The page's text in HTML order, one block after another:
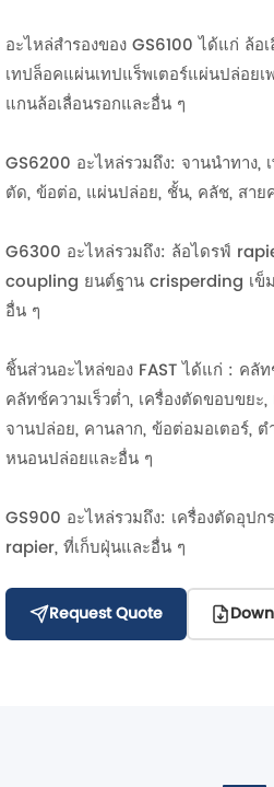
อะไหล่สำรองของ GS6100 ได้แก่ ล้
เทปล็อคแผ่นเทปแร็พเตอร์แผ่นปล่อย
แกนล้อเลื่อนรอกและอื่น ๆ
GS6200 อะไหล่รวมถึง: จานนำทาง,
ตัด, ข้อต่อ, แผ่นปล่อย, ชั้น, คลัช, สา
G6300 อะไหล่รวมถึง: ล้อไดรฟ์
coupling ยนต์ฐาน crisperding เข็
อื่น ๆ
ชิ้นส่วนอะไหล่ของ FAST ได้แก่ : คลั
คลัทช์ความเร็วต่ำ, เครื่องตัดขอบขยะ
จานปล่อย, คานลาก, ข้อต่อมอเตอร์, ต
หนอนปล่อยและอื่น ๆ
GS900 อะไหล่รวมถึง: เครื่องตัดอุป
rapier, ที่เก็บฝุ่นและอื่น ๆ
Request Quote